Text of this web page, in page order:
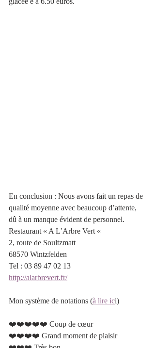
En conclusion : Nous avons fait un repas de
qualité moyenne avec beaucoup d’attente,
dû à un manque évident de personnel.
Restaurant « A L’Arbre Vert «
2, route de Soultzmatt
68570 Wintzfelden
Tel : 03 89 47 02 13
http://alarbrevert.fr/
Mon système de notations (à lire ici)
❤️❤️❤️❤️ Grand moment de plaisir